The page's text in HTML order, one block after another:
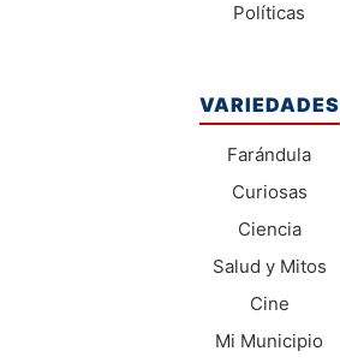
Políticas
VARIEDADES
Farándula
Curiosas
Ciencia
Salud y Mitos
Cine
Mi Municipio